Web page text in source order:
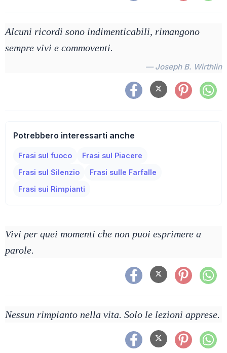
Alcuni ricordi sono indimenticabili, rimangono
sempre vivi e commoventi.
— Joseph B. Wirthlin
Potrebbero interessarti anche
Frasi sul fuoco
Frasi sul Piacere
Frasi sul Silenzio
Frasi sulle Farfalle
Frasi sui Rimpianti
Vivi per quei momenti che non puoi esprimere a
parole.
Nessun rimpianto nella vita. Solo le lezioni apprese.